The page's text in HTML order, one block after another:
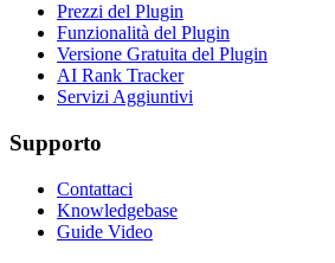
Prezzi del Plugin
Funzionalità del Plugin
Versione Gratuita del Plugin
AI Rank Tracker
Servizi Aggiuntivi
Supporto
Contattaci
Knowledgebase
Guide Video